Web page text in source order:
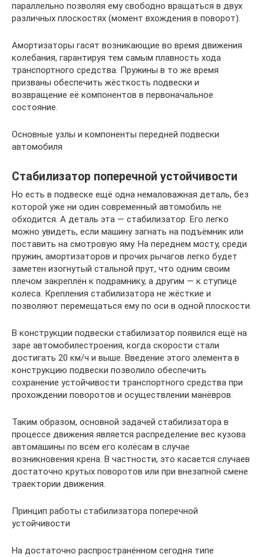
параллельно позволяя ему свободно вращаться в двух
различных плоскостях (момент вхождения в поворот).
Амортизаторы гасят возникающие во время движения
колебания, гарантируя тем самым плавность хода
транспортного средства. Пружины в то же время
призваны обеспечить жёсткость подвески и
возвращение её компонентов в первоначальное
состояние.
Основные узлы и компоненты передней подвески
автомобиля
Стабилизатор поперечной устойчивости
Но есть в подвеске ещё одна немаловажная деталь, без
которой уже ни один современный автомобиль не
обходится. А деталь эта — стабилизатор. Его легко
можно увидеть, если машину загнать на подъёмник или
поставить на смотровую яму. На переднем мосту, среди
пружин, амортизаторов и прочих рычагов легко будет
заметен изогнутый стальной прут, что одним своим
плечом закреплён к подрамнику, а другим — к ступице
колеса. Крепления стабилизатора не жёсткие и
позволяют перемещаться ему по оси в одной плоскости.
В конструкции подвески стабилизатор появился ещё на
заре автомобилестроения, когда скорости стали
достигать 20 км/ч и выше. Введение этого элемента в
конструкцию подвески позволило обеспечить
сохранение устойчивости транспортного средства при
прохождении поворотов и осуществлении манёвров.
Таким образом, основной задачей стабилизатора в
процессе движения является распределение вес кузова
автомашины по всем его колёсам в случае
возникновения крена. В частности, это касается случаев
достаточно крутых поворотов или при внезапной смене
траектории движения.
Принцип работы стабилизатора поперечной
устойчивости
На достаточно распространённом сегодня типе